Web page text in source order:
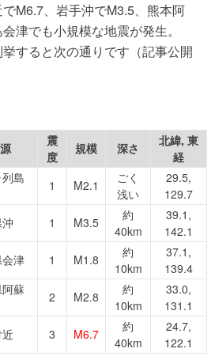
M6.7、岩手沖でM3.5、熊本阿
津でも小規模な地震が発生。
すると次の通りです（記事公開
震
度
規模 深さ
北緯, 東
経
列島
1 M2.1
ごく
浅い
29.5,
129.7
1 M3.5
約
40km
39.1,
142.1
津 1 M1.8
約
10km
37.1,
139.4
蘇
2 M2.8
約
10km
33.0,
131.1
3 M6.7
約
40km
24.7,
122.1